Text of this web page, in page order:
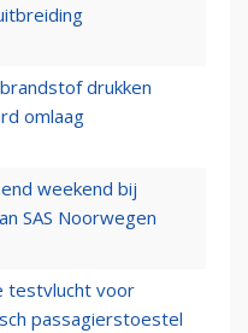
drukken
omlaag
weekend bij
SAS Noorwegen
testvlucht voor
passagierstoestel